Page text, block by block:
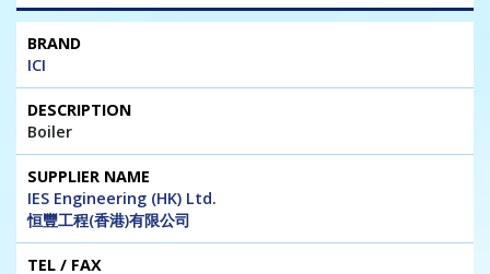
ICI
Boiler
IES Engineering (HK) Ltd.
恒豐工程(香港)有限公司